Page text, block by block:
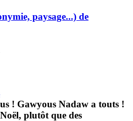
paysage...) de
! Gawyous Nadaw a touts !
plutôt que des